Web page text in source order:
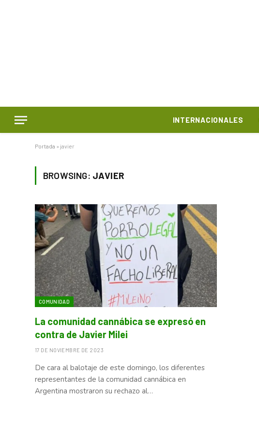
INTERNACIONALES
Portada » javier
BROWSING: JAVIER
COMUNIDAD
La comunidad cannábica se expresó en
contra de Javier Milei
17 DE NOVIEMBRE DE 2023
De cara al balotaje de este domingo, los diferentes
representantes de la comunidad cannábica en
Argentina mostraron su rechazo al…